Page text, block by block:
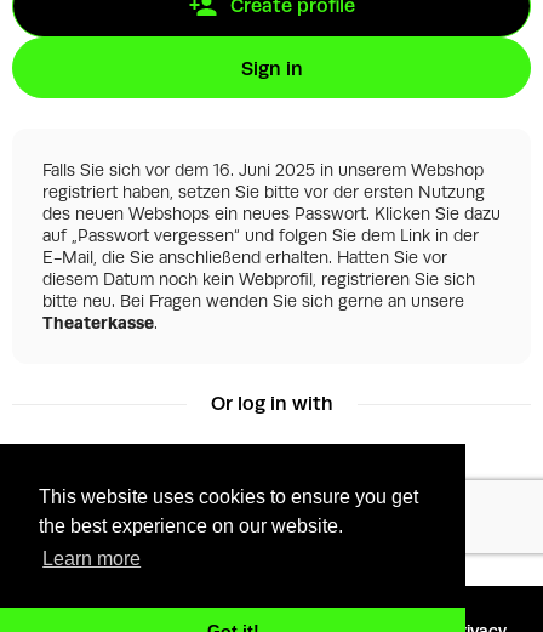
This website uses cookies to ensure you get
the best experience on our website.
Learn more
Create profile
Sign in
Falls Sie sich vor dem 16. Juni 2025 in unserem Webshop
registriert haben, setzen Sie bitte vor der ersten Nutzung
des neuen Webshops ein neues Passwort. Klicken Sie dazu
auf „Passwort vergessen“ und folgen Sie dem Link in der
E-Mail, die Sie anschließend erhalten. Hatten Sie vor
diesem Datum noch kein Webprofil, registrieren Sie sich
bitte neu. Bei Fragen wenden Sie sich gerne an unsere
Theaterkasse.
Or log in with
Facebook